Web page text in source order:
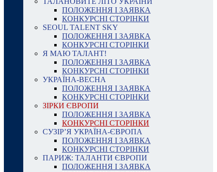
ПОЛОЖЕННЯ І ЗАЯВКА
КОНКУРСНІ СТОРІНКИ
SEOUL TALENT SKY
ПОЛОЖЕННЯ І ЗАЯВКА
КОНКУРСНІ СТОРІНКИ
Я МАЮ ТАЛАНТ!
ПОЛОЖЕННЯ І ЗАЯВКА
КОНКУРСНІ СТОРІНКИ
УКРАЇНА-ВЕСНА
ПОЛОЖЕННЯ І ЗАЯВКА
КОНКУРСНІ СТОРІНКИ
ЗІРКИ ЄВРОПИ
ПОЛОЖЕННЯ І ЗАЯВКА
КОНКУРСНІ СТОРІНКИ
СУЗІР’Я УКРАЇНА-ЄВРОПА
ПОЛОЖЕННЯ І ЗАЯВКА
КОНКУРСНІ СТОРІНКИ
ПАРИЖ: ТАЛАНТИ ЄВРОПИ
ПОЛОЖЕННЯ І ЗАЯВКА